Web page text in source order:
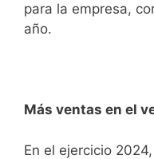
para la empresa,
año.
Más ventas en el
En el ejercicio